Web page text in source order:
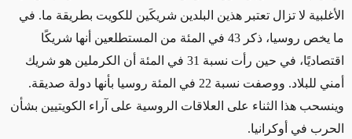
الأغلبية لا تزال تعتبر هذين البلدين شريكَين للكويت بطريقة ما. في
ما يخص روسيا، ذكر 43 في المئة من المستطلعين أنها شريكًا
اقتصاديًا، في حين رأت نسبة 31 في المئة أن الكرملين هو شريك
أمني للبلاد. ووصفت نسبة 22 في المئة روسيا بأنها دولة صديقة.
وينسحب هذا الثناء على العلاقات الروسية على آراء الكويتيين بشأن
الحرب في أوكرانيا.